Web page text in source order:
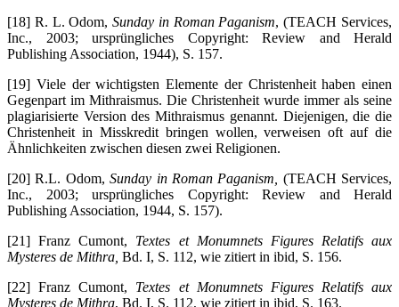
[18] R. L. Odom,Sunday in Roman Paganism, (TEACH Services,
Inc., 2003; ursprüngliches Copyright: Review and Herald
Publishing Association, 1944), S. 157.
[19] Viele der wichtigsten Elemente der Christenheit haben einen
Gegenpart im Mithraismus. Die Christenheit wurde immer als seine
plagiarisierte Version des Mithraismus genannt. Diejenigen, die die
Christenheit in Misskredit bringen wollen, verweisen oft auf die
Ähnlichkeiten zwischen diesen zwei Religionen.
[20] R.L. Odom,Sunday in Roman Paganism,
(TEACH Services,
Inc., 2003; ursprüngliches Copyright: Review and Herald
Publishing Association, 1944, S. 157).
[21] Franz Cumont, Textes et Monumnets Figures Relatifs aux
Mysteres de Mithra, Bd. I, S. 112, wie zitiert in ibid, S. 156.
[22] Franz Cumont, Textes et Monumnets Figures Relatifs aux
Mysteres de Mithra, Bd. I, S. 112, wie zitiert in ibid, S. 163.